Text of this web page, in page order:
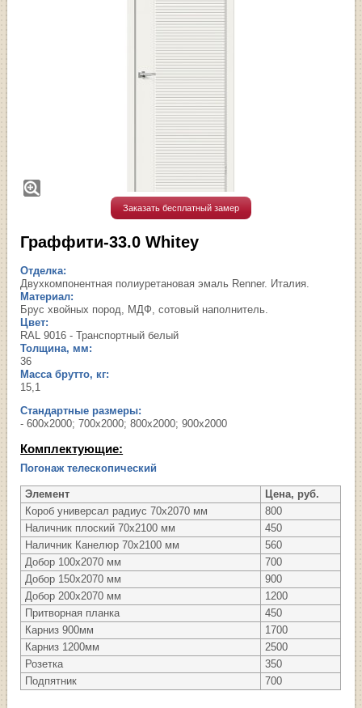
Заказать бесплатный замер
Граффити-33.0 Whitey
Отделка:
Двухкомпонентная полиуретановая эмаль Renner. Италия.
Материал:
Брус хвойных пород, МДФ, сотовый наполнитель.
Цвет:
RAL 9016 - Транспортный белый
Толщина, мм:
36
Масса брутто, кг:
15,1
Стандартные размеры:
- 600х2000; 700х2000; 800х2000; 900х2000
Комплектующие:
Погонаж телескопический
Элемент
Цена, руб.
Короб универсал радиус 70х2070 мм
800
Наличник плоский 70х2100 мм
450
Наличник Канелюр 70х2100 мм
560
Добор 100х2070 мм
700
Добор 150х2070 мм
900
Добор 200х2070 мм
1200
Притворная планка
450
Карниз 900мм
1700
Карниз 1200мм
2500
Розетка
350
Подпятник
700